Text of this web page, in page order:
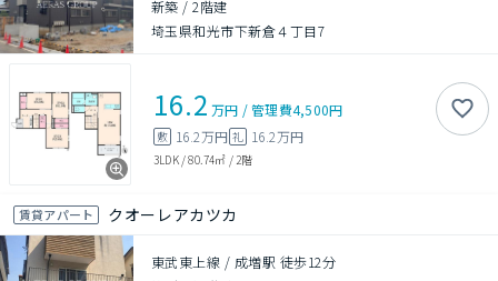
新築 /2階建
埼玉県和光市下新倉４丁目7
16.2 万円 /管理費4,500円
敷 16.2万円 礼 16.2万円
3LDK/80.74㎡ / 2階
賃貸アパート クオーレアカツカ
東武東上線 / 成増駅 徒歩12分